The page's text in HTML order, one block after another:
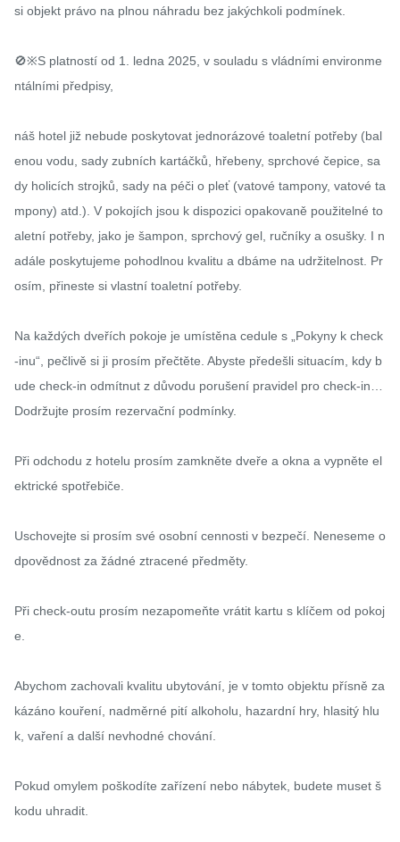
si objekt právo na plnou náhradu bez jakýchkoli podmínek.
🚫※S platností od 1. ledna 2025, v souladu s vládními environme
ntálními předpisy,
náš hotel již nebude poskytovat jednorázové toaletní potřeby (bal
enou vodu, sady zubních kartáčků, hřebeny, sprchové čepice, sa
dy holicích strojků, sady na péči o pleť (vatové tampony, vatové ta
mpony) atd.). V pokojích jsou k dispozici opakovaně použitelné to
aletní potřeby, jako je šampon, sprchový gel, ručníky a osušky. I n
adále poskytujeme pohodlnou kvalitu a dbáme na udržitelnost. Pr
osím, přineste si vlastní toaletní potřeby.
Na každých dveřích pokoje je umístěna cedule s „Pokyny k check
-inu“, pečlivě si ji prosím přečtěte. Abyste předešli situacím, kdy b
ude check-in odmítnut z důvodu porušení pravidel pro check-in…
Dodržujte prosím rezervační podmínky.
Při odchodu z hotelu prosím zamkněte dveře a okna a vypněte el
ektrické spotřebiče.
Uschovejte si prosím své osobní cennosti v bezpečí. Neneseme o
dpovědnost za žádné ztracené předměty.
Při check-outu prosím nezapomeňte vrátit kartu s klíčem od pokoj
e.
Abychom zachovali kvalitu ubytování, je v tomto objektu přísně za
kázáno kouření, nadměrné pití alkoholu, hazardní hry, hlasitý hlu
k, vaření a další nevhodné chování.
Pokud omylem poškodíte zařízení nebo nábytek, budete muset š
kodu uhradit.